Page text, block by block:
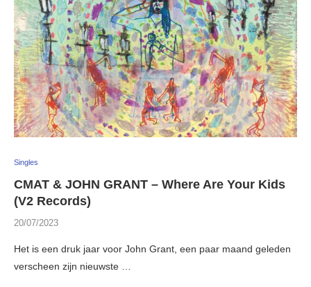
Singles
CMAT & JOHN GRANT – Where Are Your Kids
(V2 Records)
20/07/2023
Het is een druk jaar voor John Grant, een paar maand geleden
verscheen zijn nieuwste …